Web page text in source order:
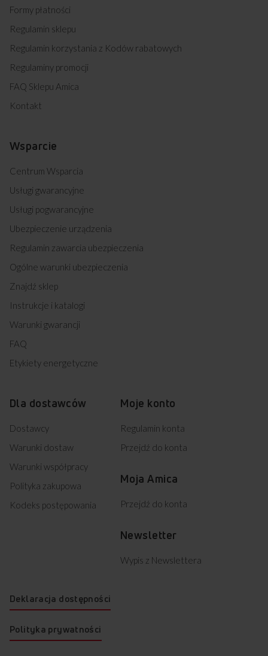
Formy płatności
Regulamin sklepu
Regulamin korzystania z Kodów rabatowych
Regulaminy promocji
FAQ Sklepu Amica
Kontakt
Wsparcie
Centrum Wsparcia
Usługi gwarancyjne
Usługi pogwarancyjne
Ubezpieczenie urządzenia
Regulamin zawarcia ubezpieczenia
Ogólne warunki ubezpieczenia
Znajdź sklep
Instrukcje i katalogi
Warunki gwarancji
FAQ
Etykiety energetyczne
Dla dostawców
Dostawcy
Warunki dostaw
Warunki współpracy
Polityka zakupowa
Kodeks postępowania
Moje konto
Regulamin konta
Przejdź do konta
Moja Amica
Przejdź do konta
Newsletter
Wypis z Newslettera
Deklaracja dostępności
Polityka prywatności